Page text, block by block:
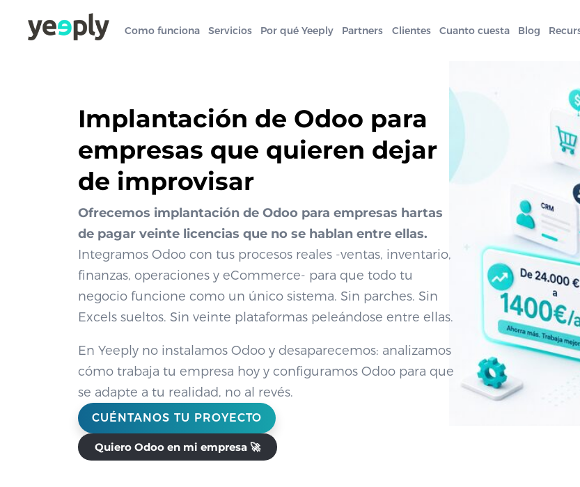
Como funciona Servicios Por qué Yeeply Partners Clientes Cuanto cuesta Blog
Implantación de Odoo para
empresas que quieren dejar
de improvisar
Ofrecemos implantación de Odoo para empresas hartas
de pagar veinte licencias que no se hablan entre ellas.
Integramos Odoo con tus procesos reales -ventas, inventario,
finanzas, operaciones y eCommerce- para que todo tu
negocio funcione como un único sistema. Sin parches. Sin
Excels sueltos. Sin veinte plataformas peleándose entre ellas.
En Yeeply no instalamos Odoo y desaparecemos: analizamos
cómo trabaja tu empresa hoy y configuramos Odoo para que
se adapte a tu realidad, no al revés.
CUÉNTANOS TU PROYECTO
Quiero Odoo en mi empresa 🚀